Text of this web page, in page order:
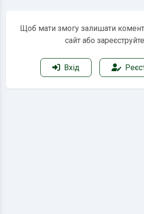
Щоб мати змогу залишати
сайт або
Вхід